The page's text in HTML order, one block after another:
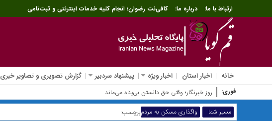
ارتباط با ما: درباره ما: کافی‌نت رضوان؛ انجام کلیه خدمات اینترنتی و ثبت‌نامی
خانه اخبار استان اخبار ویژه پیشنهاد سردبیر گزارش تصویری و تصاویر خبری
فوری: شرط
مسیر شما برچسب:واگذاری مسکن به مردم